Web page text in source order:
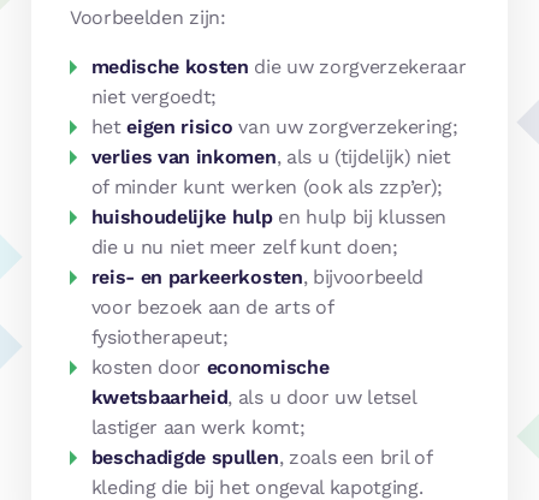
Voorbeelden zijn:
medische kosten die uw zorgverzekeraar
niet vergoedt;
heteigen risico van uw zorgverzekering;
verlies van inkomen, als u (tijdelijk) niet
of minder kunt werken (ook als zzp’er);
huishoudelijke hulpen hulp bij klussen
die u nu niet meer zelf kunt doen;
reis- en parkeerkosten, bijvoorbeeld
voor bezoek aan de arts of
fysiotherapeut;
kosten door economische
kwetsbaarheid, als u door uw letsel
lastiger aan werk komt;
beschadigde spullen, zoals een bril of
kleding die bij het ongeval kapotging.